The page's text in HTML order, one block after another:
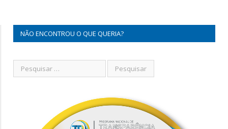
NÃO ENCONTROU O QUE QUERIA?